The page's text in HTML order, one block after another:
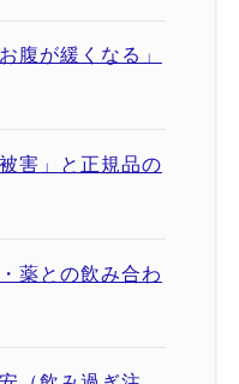
腹が緩くなる」
害」と正規品の
薬との飲み合わ